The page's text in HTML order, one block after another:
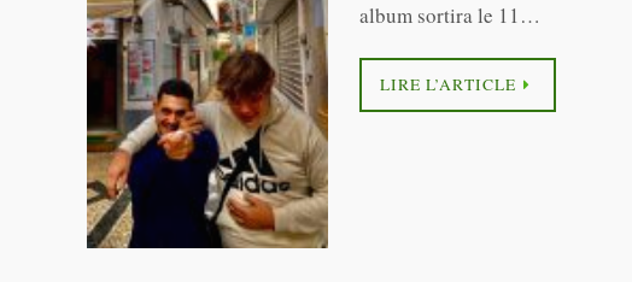
album sortira le 11…
LIRE L’ARTICLE